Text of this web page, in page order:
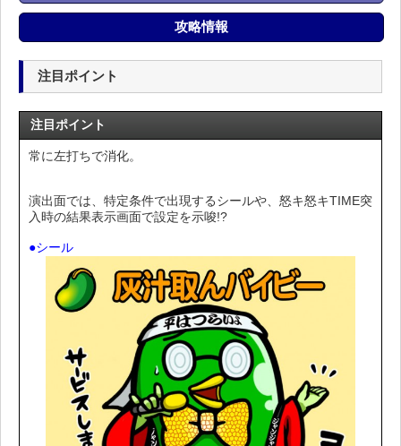
攻略情報
注目ポイント
注目ポイント
常に左打ちで消化。
演出面では、特定条件で出現するシールや、怒キ怒キTIME突
入時の結果表示画面で設定を示唆!?
●シール